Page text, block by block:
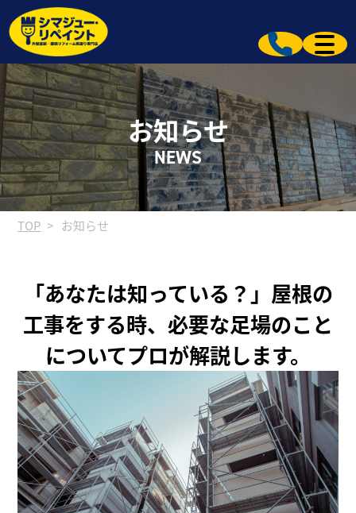
お知らせ
NEWS
TOP お知らせ
「あなたは知っている？」屋根の
工事をする時、必要な足場のこと
についてプロが解説します。